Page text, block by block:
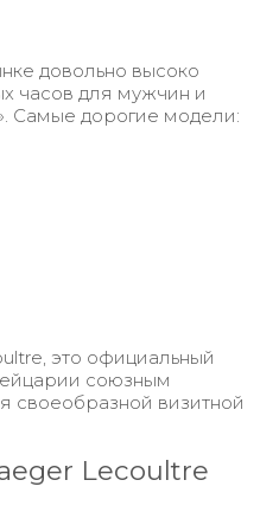
довольно высоко
часов для мужчин и
Самые дорогие модели:
это официальный
союзным
своеобразной визитной
Lecoultre